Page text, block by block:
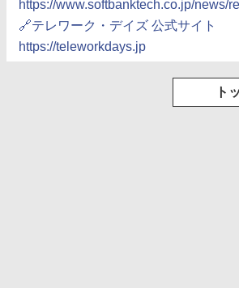
https://www.softbanktech.co.jp/news/
🔗テレワーク・デイズ 公式サイト
https://teleworkdays.jp
ト